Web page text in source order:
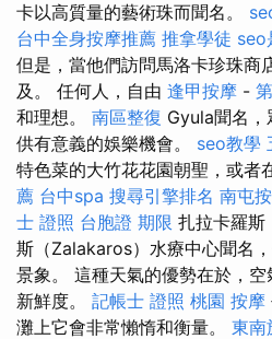
卡以高質量的藝術珠而聞名。
台中全身按摩推薦 推拿學徒 seo
但是，當他們訪問馬洛卡珍珠商
及。 任何人，自由 逢甲按摩 -
和理想。 南區整復 Gyula聞名，
供有意義的娛樂機會。 seo教學
特色菜的大竹花花園朝聖，或者
薦 台中spa 搜尋引擎排名 南屯
士 證照 台胞證 期限 扎拉卡羅斯
斯（Zalakaros）水療中心聞名
景象。 這種天氣的優勢在於，
新鮮度。 記帳士 證照 桃園 按摩
灘上它會非常懶惰和衡量。 東南